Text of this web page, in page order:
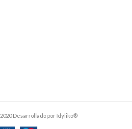
2020 Desarrollado por Idyliko®